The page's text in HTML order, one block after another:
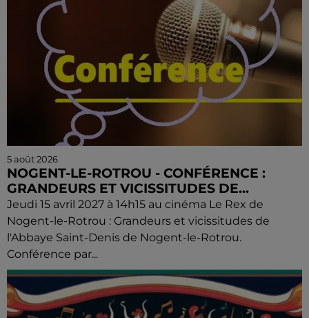
5 août 2026
NOGENT-LE-ROTROU - CONFÉRENCE :
GRANDEURS ET VICISSITUDES DE...
Jeudi 15 avril 2027 à 14h15 au cinéma Le Rex de
Nogent-le-Rotrou : Grandeurs et vicissitudes de
l'Abbaye Saint-Denis de Nogent-le-Rotrou.
Conférence par...